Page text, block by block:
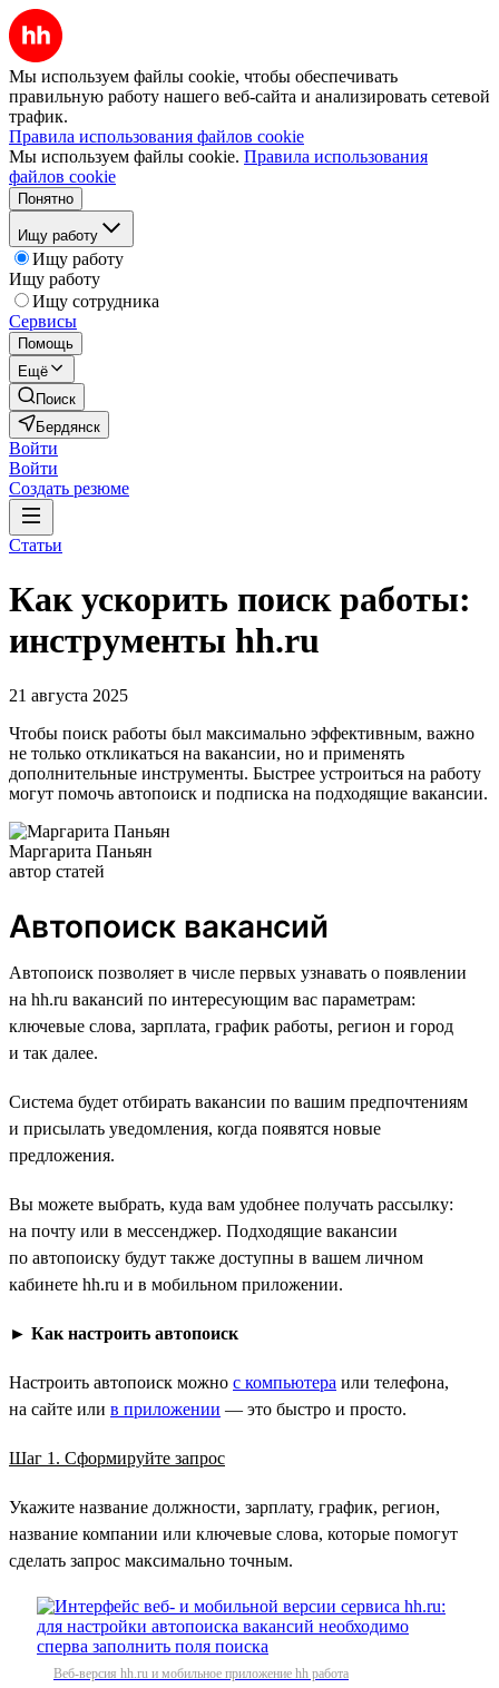
Мы используем файлы cookie, чтобы обеспечивать
правильную работу нашего веб-сайта и анализировать сетевой
трафик.
Правила использования файлов cookie
Мы используем файлы cookie. Правила использования
файлов cookie
Понятно
Ищу работу
Ищу работу
Ищу работу
Ищу сотрудника
Сервисы
Помощь
Ещё
Поиск
Бердянск
Войти
Войти
Создать резюме
Статьи
Как ускорить поиск работы:
инструменты hh.ru
21 августа 2025
Чтобы поиск работы был максимально эффективным, важно
не только откликаться на вакансии, но и применять
дополнительные инструменты. Быстрее устроиться на работу
могут помочь автопоиск и подписка на подходящие вакансии.
Маргарита Паньян
автор статей
Автопоиск вакансий
Автопоиск позволяет в числе первых узнавать о появлении
на hh.ru вакансий по интересующим вас параметрам:
ключевые слова, зарплата, график работы, регион и город
и так далее.
Система будет отбирать вакансии по вашим предпочтениям
и присылать уведомления, когда появятся новые
предложения.
Вы можете выбрать, куда вам удобнее получать рассылку:
на почту или в мессенджер. Подходящие вакансии
по автопоиску будут также доступны в вашем личном
кабинете hh.ru и в мобильном приложении.
► Как настроить автопоиск
Настроить автопоиск можно с компьютера или телефона,
на сайте или в приложении — это быстро и просто.
Шаг 1. Сформируйте запрос
Укажите название должности, зарплату, график, регион,
название компании или ключевые слова, которые помогут
сделать запрос максимально точным.
Веб-версия hh.ru и мобильное приложение hh работа